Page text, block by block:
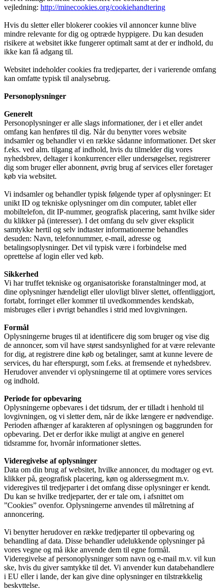
vejledning: http://minecookies.org/cookiehandtering
Hvis du sletter eller blokerer cookies vil annoncer kunne blive
mindre relevante for dig og optræde hyppigere. Du kan desuden
risikere at websitet ikke fungerer optimalt samt at der er indhold, du
ikke kan få adgang til.
Websitet indeholder cookies fra tredjeparter, der i varierende omfang
kan omfatte typisk til analysebrug.
Personoplysninger
Generelt
Personoplysninger er alle slags informationer, der i et eller andet
omfang kan henføres til dig. Når du benytter vores website
indsamler og behandler vi en række sådanne informationer. Det sker
f.eks. ved alm. tilgang af indhold, hvis du tilmelder dig vores
nyhedsbrev, deltager i konkurrencer eller undersøgelser, registrerer
dig som bruger eller abonnent, øvrig brug af services eller foretager
køb via websitet.
Vi indsamler og behandler typisk følgende typer af oplysninger: Et
unikt ID og tekniske oplysninger om din computer, tablet eller
mobiltelefon, dit IP-nummer, geografisk placering, samt hvilke sider
du klikker på (interesser). I det omfang du selv giver eksplicit
samtykke hertil og selv indtaster informationerne behandles
desuden: Navn, telefonnummer, e-mail, adresse og
betalingsoplysninger. Det vil typisk være i forbindelse med
oprettelse af login eller ved køb.
Sikkerhed
Vi har truffet tekniske og organisatoriske foranstaltninger mod, at
dine oplysninger hændeligt eller ulovligt bliver slettet, offentliggjort,
fortabt, forringet eller kommer til uvedkommendes kendskab,
misbruges eller i øvrigt behandles i strid med lovgivningen.
Formål
Oplysningerne bruges til at identificere dig som bruger og vise dig
de annoncer, som vil have størst sandsynlighed for at være relevante
for dig, at registrere dine køb og betalinger, samt at kunne levere de
services, du har efterspurgt, som f.eks. at fremsende et nyhedsbrev.
Herudover anvender vi oplysningerne til at optimere vores services
og indhold.
Periode for opbevaring
Oplysningerne opbevares i det tidsrum, der er tilladt i henhold til
lovgivningen, og vi sletter dem, når de ikke længere er nødvendige.
Perioden afhænger af karakteren af oplysningen og baggrunden for
opbevaring. Det er derfor ikke muligt at angive en generel
tidsramme for, hvornår informationer slettes.
Videregivelse af oplysninger
Data om din brug af websitet, hvilke annoncer, du modtager og evt.
klikker på, geografisk placering, køn og alderssegment m.v.
videregives til tredjeparter i det omfang disse oplysninger er kendt.
Du kan se hvilke tredjeparter, der er tale om, i afsnittet om
”Cookies” ovenfor. Oplysningerne anvendes til målretning af
annoncering.
Vi benytter herudover en række tredjeparter til opbevaring og
behandling af data. Disse behandler udelukkende oplysninger på
vores vegne og må ikke anvende dem til egne formål.
Videregivelse af personoplysninger som navn og e-mail m.v. vil kun
ske, hvis du giver samtykke til det. Vi anvender kun databehandlere
i EU eller i lande, der kan give dine oplysninger en tilstrækkelig
beskyttelse.